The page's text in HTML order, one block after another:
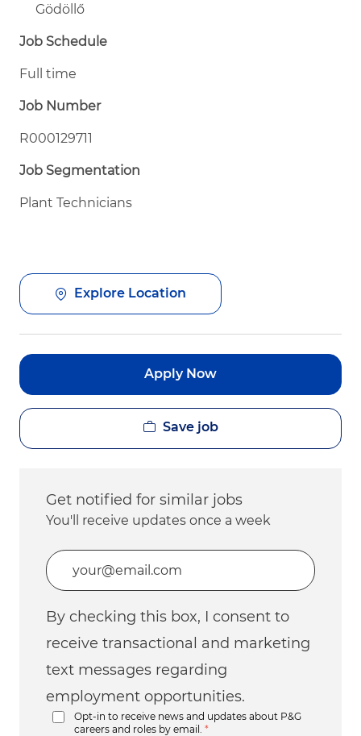
Gödöllő
Job Schedule
Full time
Job Number
R000129711
Job Segmentation
Plant Technicians
Explore Location
Apply Now
Save job
Get notified for similar jobs
You'll receive updates once a week
Enter Email address (Required)
By checking this box, I consent to
receive transactional and marketing
text messages regarding
employment opportunities.
Opt-in to receive news and updates about P&G
careers and roles by email.
*